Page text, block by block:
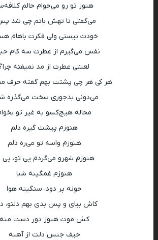
هنوز تو رو می‌خوام حالم
می‌گفتی تا تهش باتم چی شد
خودت نیستی ولی فکرت باهام
نفس می‌گیرم از عطرت سه کام
لعنتی عطرت از مد نمیفته
هر کی هر چی پشتت بهم گفته حرف
می‌دونی بدجوری سخت می‌گذره
محاله هیچ‌کسو به غیر تو
هنوزم پیشت گیره دلم
هنوزم واسه تو می‌ره دلم
هنوزم شهرو می‌گردم پی تو، پی
هنوزم غمگینه شبا
خونه پر دود، سنگینه هوا
کاش بیای و پس بدی بهم دلتو،
کش موت هنوز دور دست منه
حیف جنس دلت از آهنه